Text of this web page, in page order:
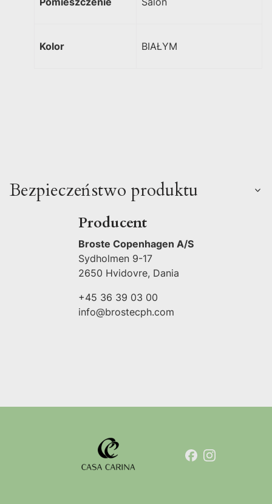
Kolor BIAŁYM
Bezpieczeństwo produktu
Producent
Broste Copenhagen A/S
Sydholmen 9-17
2650 Hvidovre, Dania
+45 36 39 03 00
info@brostecph.com